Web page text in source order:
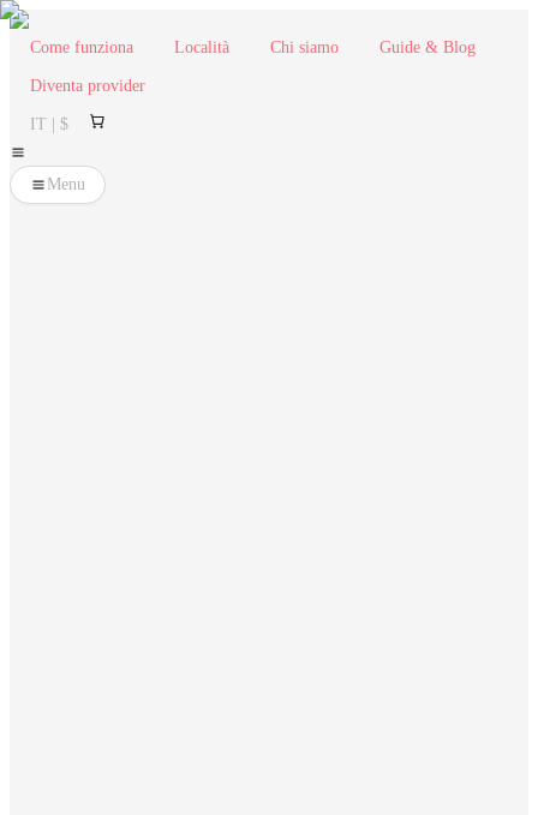
Come funziona Località Chi siamo Guide & Blog
Diventa provider
IT | $
Menu